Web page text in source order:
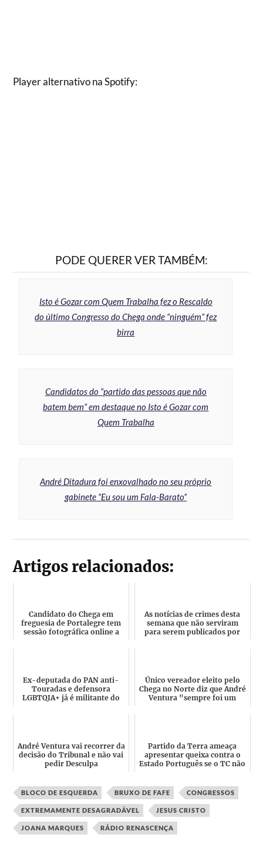
Player alternativo na Spotify:
PODE QUERER VER TAMBÉM:
Isto é Gozar com Quem Trabalha fez o Rescaldo
do último Congresso do Chega onde “ninguém” fez
birra
Candidatos do “partido das pessoas que não
batem bem” em destaque no Isto é Gozar com
Quem Trabalha
André Ditadura foi enxovalhado no seu próprio
gabinete “Eu sou um Fala-Barato”
Artigos relacionados:
Candidato do Chega em
freguesia de Portalegre tem
sessão fotográfica online a
As notícias de crimes desta
semana que não serviram
para serem publicados por
Ex-deputada do PAN anti-
Touradas e defensora
LGBTQIA+ já é militante do
Único vereador eleito pelo
Chega no Norte diz que André
Ventura "sempre foi um
André Ventura vai recorrer da
decisão do Tribunal e não vai
pedir Desculpa
Partido da Terra ameaça
apresentar queixa contra o
Estado Português se o TC não
BLOCO DE ESQUERDA BRUXO DE FAFE CONGRESSOS
EXTREMAMENTE DESAGRADÁVEL JESUS CRISTO
JOANA MARQUES RÁDIO RENASCENÇA